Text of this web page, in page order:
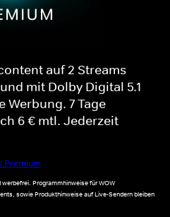
auf 2 Streams
mit Dolby Digital 5.1
Werbung. 7 Tage
6 € mtl. Jederzeit
Premium
Programmhinweise für WOW
sowie Produkthinweise auf Live-Sendern bleiben